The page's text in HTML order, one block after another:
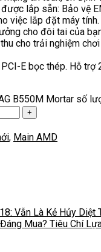
lắp sẵn: Bảo vệ
việc lắp đặt máy tính.
cho đôi tai của
cho trải nghiệm
E bọc thép. Hỗ trợ
B550M Mortar số
, Main AMD
Vẫn Là Kẻ Hủy Diệt
Mua? Tiêu Chí